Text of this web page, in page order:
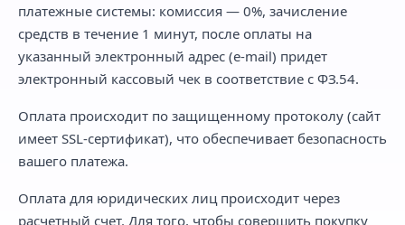
платежные системы: комиссия — 0%, зачисление
средств в течение 1 минут, после оплаты на
указанный электронный адрес (e-mail) придет
электронный кассовый чек в соответствие с ФЗ.54.
Оплата происходит по защищенному протоколу (сайт
имеет SSL-сертификат), что обеспечивает безопасность
вашего платежа.
Оплата для юридических лиц происходит через
расчетный счет. Для того, чтобы совершить покупку